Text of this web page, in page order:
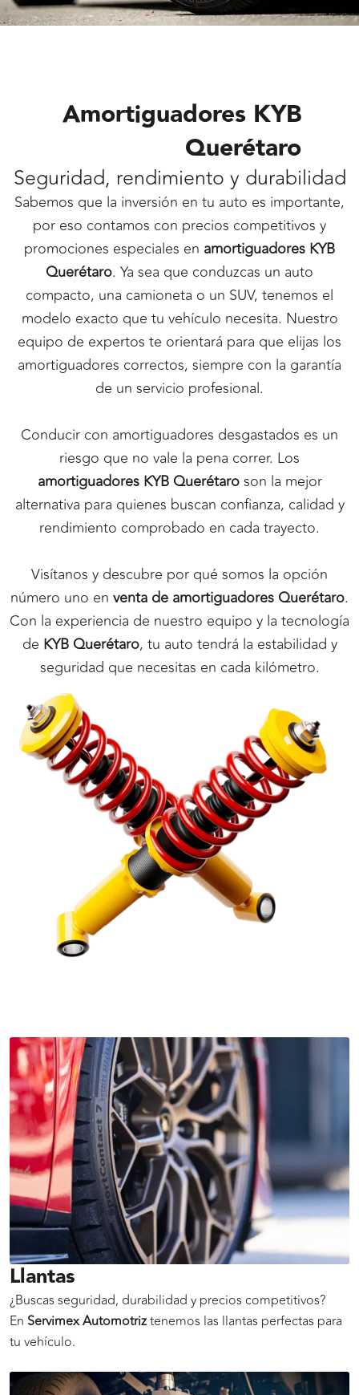
Amortiguadores KYB
Querétaro
Seguridad, rendimiento y durabilidad
Sabemos que la inversión en tu auto es importante,
por eso contamos con precios competitivos y
promociones especiales en amortiguadores KYB
Querétaro. Ya sea que conduzcas un auto
compacto, una camioneta o un SUV, tenemos el
modelo exacto que tu vehículo necesita. Nuestro
equipo de expertos te orientará para que elijas los
amortiguadores correctos, siempre con la garantía
de un servicio profesional.
Conducir con amortiguadores desgastados es un
riesgo que no vale la pena correr. Los
amortiguadores KYB Querétaroson la mejor
alternativa para quienes buscan confianza, calidad y
rendimiento comprobado en cada trayecto.
Visítanos y descubre por qué somos la opción
número uno en venta de amortiguadores Querétaro.
Con la experiencia de nuestro equipo y la tecnología
de KYB Querétaro, tu auto tendrá la estabilidad y
seguridad que necesitas en cada kilómetro.
Llantas
¿Buscas seguridad, durabilidad y precios competitivos?
En Servimex Automotriztenemos las llantas perfectas para
tu vehículo.